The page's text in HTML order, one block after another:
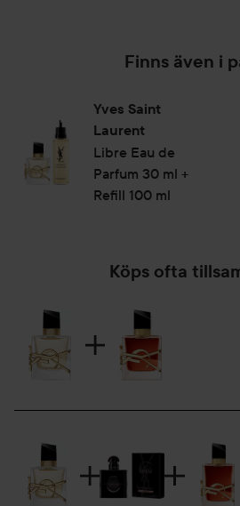
Finns även i
Yves Saint
Laurent
Libre Eau de
Parfum 30 ml +
Refill 100 ml
Köps ofta